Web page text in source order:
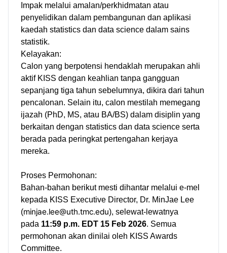
Impak melalui amalan/perkhidmatan atau
penyelidikan dalam pembangunan dan aplikasi
kaedah statistics dan data science dalam sains
statistik.
Kelayakan:
Calon yang berpotensi hendaklah merupakan ahli
aktif KISS dengan keahlian tanpa gangguan
sepanjang tiga tahun sebelumnya, dikira dari tahun
pencalonan. Selain itu, calon mestilah memegang
ijazah (PhD, MS, atau BA/BS) dalam disiplin yang
berkaitan dengan statistics dan data science serta
berada pada peringkat pertengahan kerjaya
mereka.
Proses Permohonan:
Bahan-bahan berikut mesti dihantar melalui e-mel
kepada KISS Executive Director, Dr. MinJae Lee
(minjae.lee@uth.tmc.edu), selewat-lewatnya
pada 11:59 p.m. EDT 15 Feb 2026. Semua
permohonan akan dinilai oleh KISS Awards
Committee.